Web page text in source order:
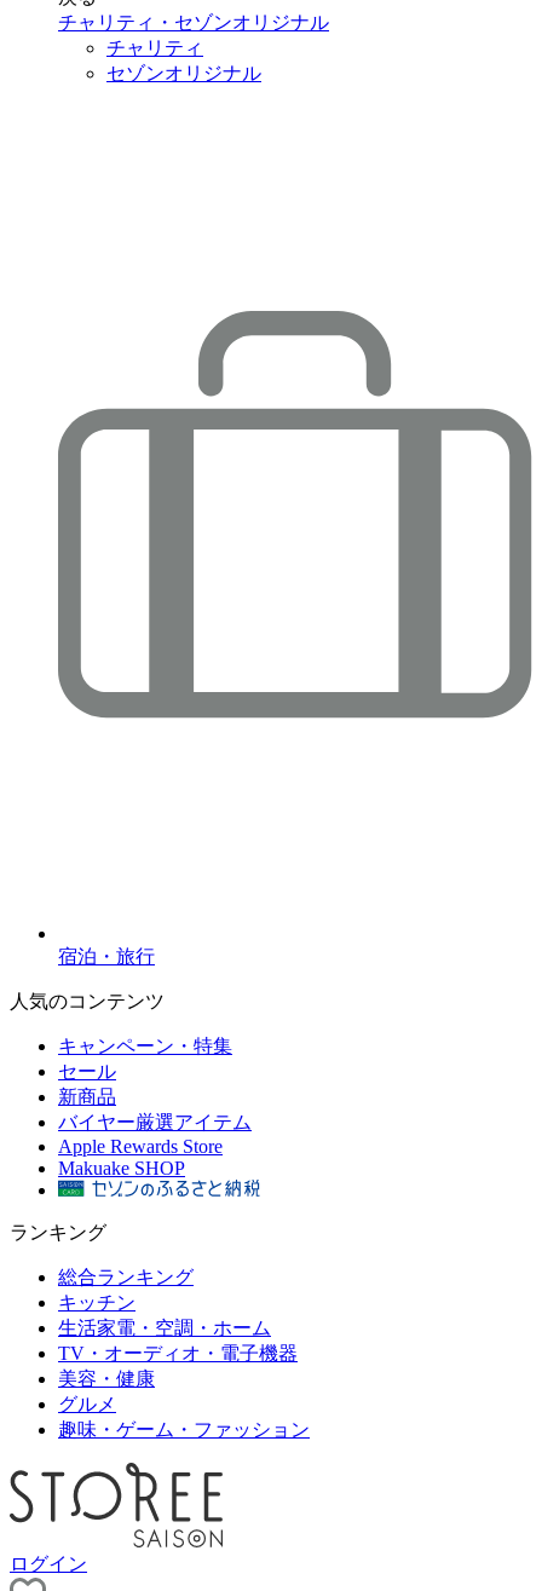
チャリティ・セゾンオリジナル
チャリティ
セゾンオリジナル
宿泊・旅行
人気のコンテンツ
キャンペーン・特集
セール
新商品
バイヤー厳選アイテム
Apple Rewards Store
Makuake SHOP
ランキング
総合ランキング
キッチン
生活家電・空調・ホーム
TV・オーディオ・電子機器
美容・健康
グルメ
趣味・ゲーム・ファッション
ログイン